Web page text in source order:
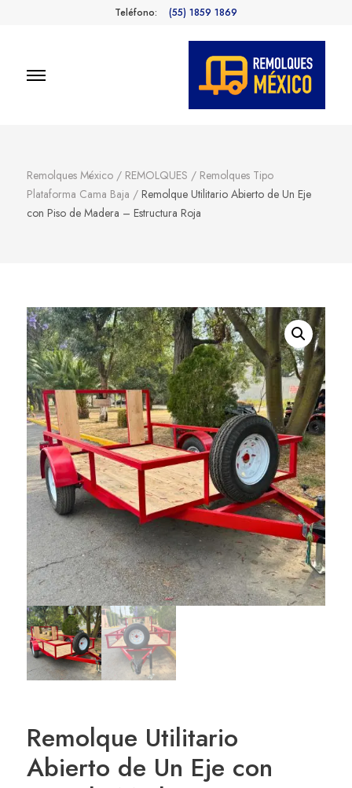
Teléfono: (55) 1859 1869
Remolques México / REMOLQUES / Remolques Tipo
Plataforma Cama Baja / Remolque Utilitario Abierto de Un Eje
con Piso de Madera – Estructura Roja
Remolque Utilitario
Abierto de Un Eje con